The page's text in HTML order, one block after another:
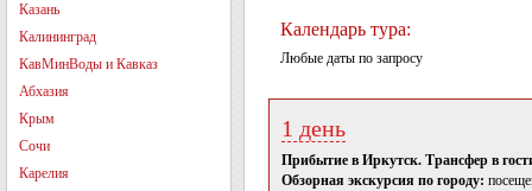
Казань
Калининград
КавМинВоды и Кавказ
Абхазия
Крым
Сочи
Карелия
Календарь тура:
Любые даты по запросу
1 день
Прибытие в Иркутск. Трансфер в
Обзорная экскурсия по городу: